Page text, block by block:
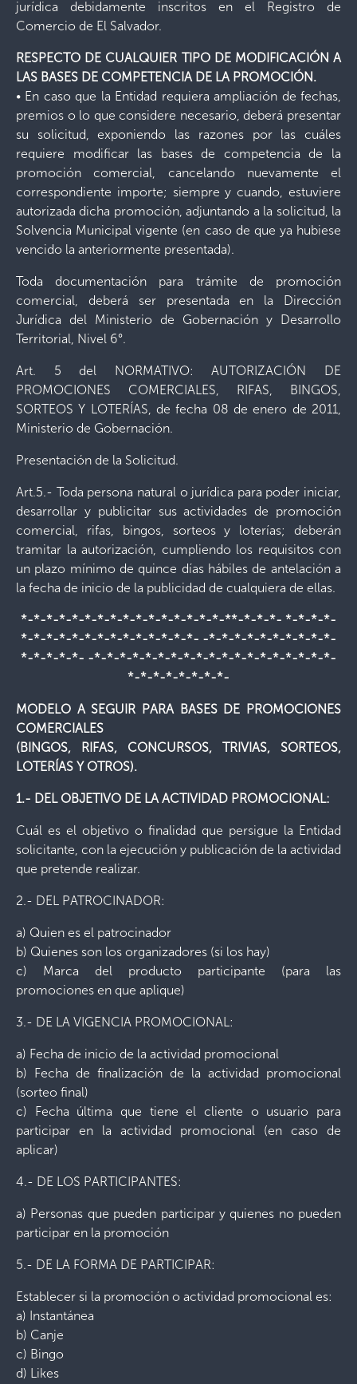
jurídica debidamente inscritos en el Registro de
Comercio de El Salvador.
RESPECTO DE CUALQUIER TIPO DE MODIFICACIÓN A
LAS BASES DE COMPETENCIA DE LA PROMOCIÓN.
• En caso que la Entidad requiera ampliación de fechas,
premios o lo que considere necesario, deberá presentar
su solicitud, exponiendo las razones por las cuáles
requiere modificar las bases de competencia de la
promoción comercial, cancelando nuevamente el
correspondiente importe; siempre y cuando, estuviere
autorizada dicha promoción, adjuntando a la solicitud, la
Solvencia Municipal vigente (en caso de que ya hubiese
vencido la anteriormente presentada).
Toda documentación para trámite de promoción
comercial, deberá ser presentada en la Dirección
Jurídica del Ministerio de Gobernación y Desarrollo
Territorial, Nivel 6°.
Art. 5 del NORMATIVO: AUTORIZACIÓN DE
PROMOCIONES COMERCIALES, RIFAS, BINGOS,
SORTEOS Y LOTERÍAS, de fecha 08 de enero de 2011,
Ministerio de Gobernación.
Presentación de la Solicitud.
Art.5.- Toda persona natural o jurídica para poder iniciar,
desarrollar y publicitar sus actividades de promoción
comercial, rifas, bingos, sorteos y loterías; deberán
tramitar la autorización, cumpliendo los requisitos con
un plazo mínimo de quince días hábiles de antelación a
la fecha de inicio de la publicidad de cualquiera de ellas.
*-*-*-*-*-*-*-*-*-*-*-*-*-*-*-*-**-*-*-*- *-*-*-*-
*-*-*-*-*-*-*-*-*-*-*-*-*-*- -*-*-*-*-*-*-*-*-*-*-
*-*-*-*-*- -*-*-*-*-*-*-*-*-*-*-*-*-*-*-*-*-*-*-*-
*-*-*-*-*-*-*-*-
MODELO A SEGUIR PARA BASES DE PROMOCIONES
COMERCIALES
(BINGOS, RIFAS, CONCURSOS, TRIVIAS, SORTEOS,
LOTERÍAS Y OTROS).
1.- DEL OBJETIVO DE LA ACTIVIDAD PROMOCIONAL:
Cuál es el objetivo o finalidad que persigue la Entidad
solicitante, con la ejecución y publicación de la actividad
que pretende realizar.
2.- DEL PATROCINADOR:
a) Quien es el patrocinador
b) Quienes son los organizadores (si los hay)
c) Marca del producto participante (para las
promociones en que aplique)
3.- DE LA VIGENCIA PROMOCIONAL:
a) Fecha de inicio de la actividad promocional
b) Fecha de finalización de la actividad promocional
(sorteo final)
c) Fecha última que tiene el cliente o usuario para
participar en la actividad promocional (en caso de
aplicar)
4.- DE LOS PARTICIPANTES:
a) Personas que pueden participar y quienes no pueden
participar en la promoción
5.- DE LA FORMA DE PARTICIPAR:
Establecer si la promoción o actividad promocional es:
a) Instantánea
b) Canje
c) Bingo
d) Likes